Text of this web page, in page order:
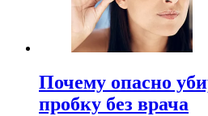
Почему опасно
пробку без врача